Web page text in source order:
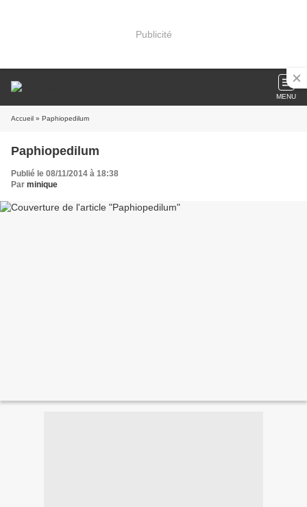
Publicité
MENU
Accueil » Paphiopedilum
Paphiopedilum
Publié le 08/11/2014 à 18:38
Par minique